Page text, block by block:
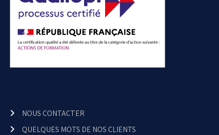
NOUS CONTACTER
QUELQUES MOTS DE NOS CLIENTS